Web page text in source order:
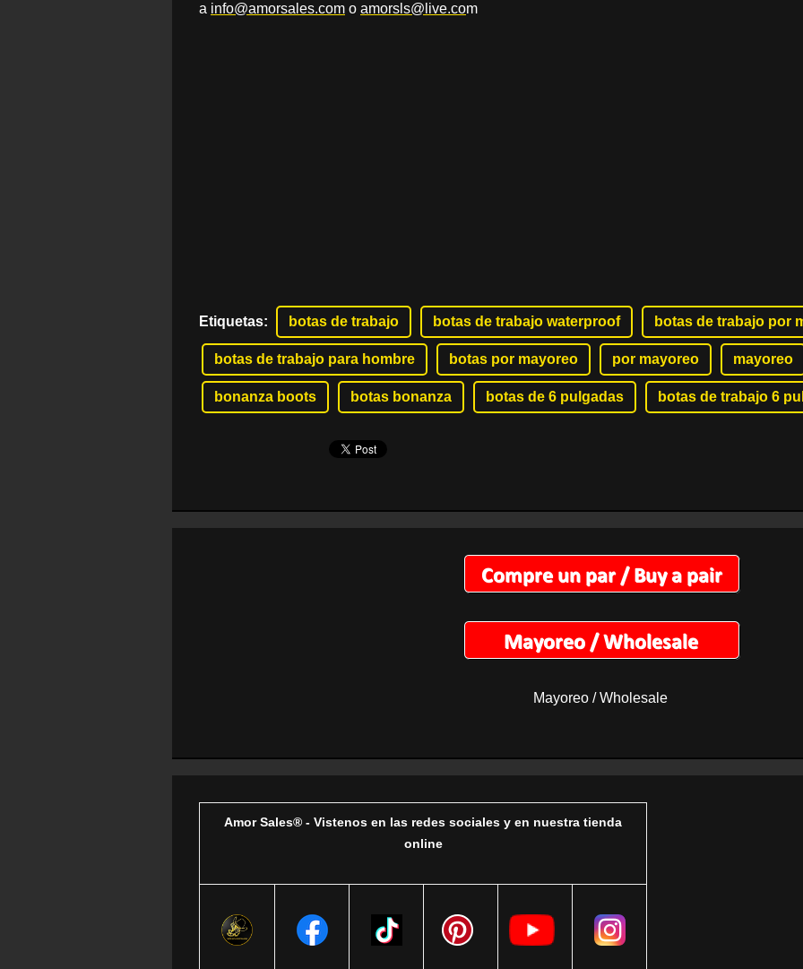
a info@amorsales.com o amorsls@live.com
Etiquetas: botas de trabajo botas de trabajo waterproof botas de trabajo por
botas de trabajo para hombre botas por mayoreo por mayoreo mayoreo
bonanza boots botas bonanza botas de 6 pulgadas botas de trabajo 6
Mayoreo / Wholesale
Amor Sales® - Vistenos en las redes sociales y en nuestra tienda
online